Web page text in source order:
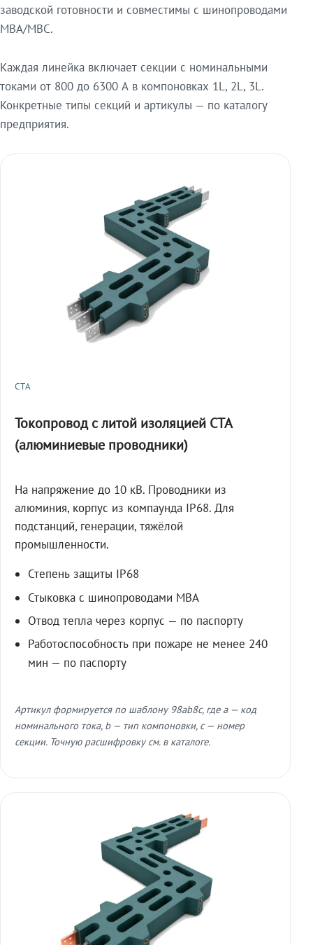
заводской готовности и совместимы с шинопроводами
МВА/МВС.
Каждая линейка включает секции с номинальными
токами от 800 до 6300 А в компоновках 1L, 2L, 3L.
Конкретные типы секций и артикулы — по каталогу
предприятия.
СТА
Токопровод с литой изоляцией СТА
(алюминиевые проводники)
На напряжение до 10 кВ. Проводники из
алюминия, корпус из компаунда IP68. Для
подстанций, генерации, тяжёлой
промышленности.
Степень защиты IP68
Стыковка с шинопроводами МВА
Отвод тепла через корпус — по паспорту
Работоспособность при пожаре не менее 240
мин — по паспорту
Артикул формируется по шаблону 98ab8c, где a — код
номинального тока, b — тип компоновки, c — номер
секции. Точную расшифровку см. в каталоге.